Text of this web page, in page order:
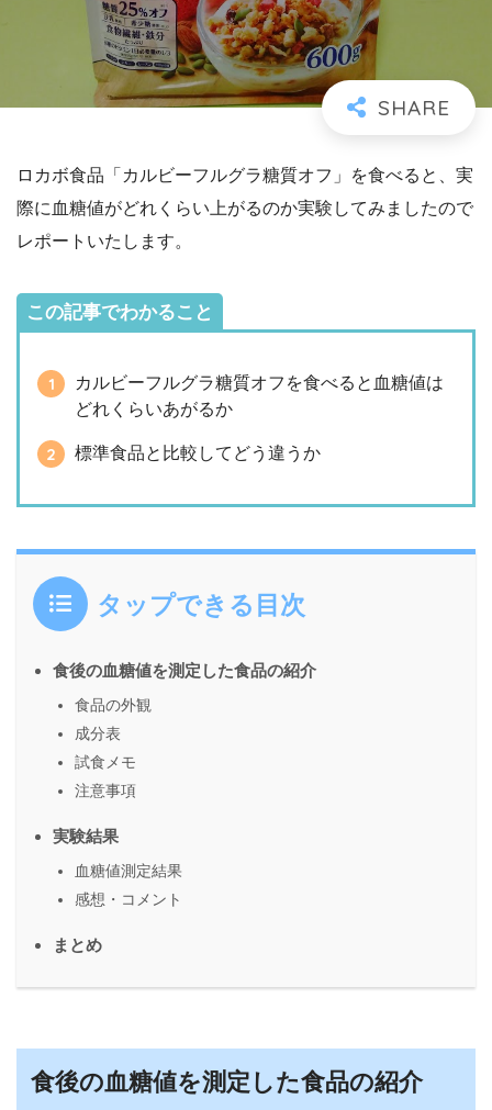
ロカボ食品「カルビーフルグラ糖質オフ」を食べると、実
際に血糖値がどれくらい上がるのか実験してみましたので
レポートいたします。
この記事でわかること
カルビーフルグラ糖質オフを食べると血糖値は
どれくらいあがるか
標準食品と比較してどう違うか
タップできる目次
食後の血糖値を測定した食品の紹介
食品の外観
成分表
試食メモ
注意事項
実験結果
血糖値測定結果
感想・コメント
まとめ
食後の血糖値を測定した食品の紹介